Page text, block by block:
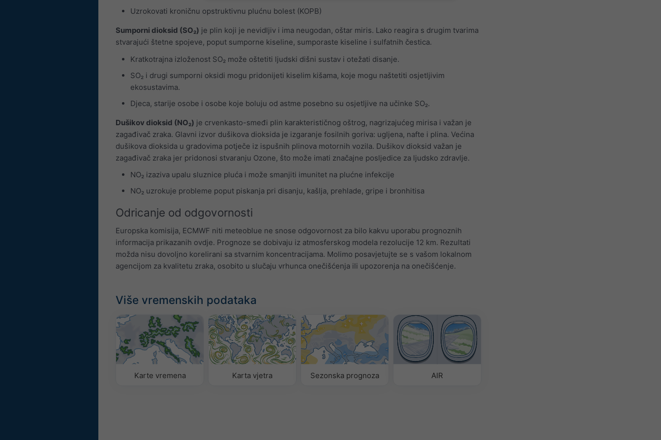
Uzrokovati kroničnu opstruktivnu plućnu bolest (KOPB)
Sumporni dioksid (SO₂) je plin koji je nevidljiv i ima neugodan, oštar miris. Lako reagira s drugim tvarima
stvarajući štetne spojeve, poput sumporne kiseline, sumporaste kiseline i sulfatnih čestica.
Kratkotrajna izloženost SO₂ može oštetiti ljudski dišni sustav i otežati disanje.
SO₂ i drugi sumporni oksidi mogu pridonijeti kiselim kišama, koje mogu naštetiti osjetljivim
ekosustavima.
Djeca, starije osobe i osobe koje boluju od astme posebno su osjetljive na učinke SO₂.
Dušikov dioksid (NO₂) je crvenkasto-smeđi plin karakterističnog oštrog, nagrizajućeg mirisa i važan je
zagađivač zraka. Glavni izvor dušikova dioksida je izgaranje fosilnih goriva: ugljena, nafte i plina. Većina
dušikova dioksida u gradovima potječe iz ispušnih plinova motornih vozila. Dušikov dioksid važan je
zagađivač zraka jer pridonosi stvaranju Ozone, što može imati značajne posljedice za ljudsko zdravlje.
NO₂ izaziva upalu sluznice pluća i može smanjiti imunitet na plućne infekcije
NO₂ uzrokuje probleme poput piskanja pri disanju, kašlja, prehlade, gripe i bronhitisa
Odricanje od odgovornosti
Europska komisija, ECMWF niti meteoblue ne snose odgovornost za bilo kakvu uporabu prognoznih
informacija prikazanih ovdje. Prognoze se dobivaju iz atmosferskog modela rezolucije 12 km. Rezultati
možda nisu dovoljno korelirani sa stvarnim koncentracijama. Molimo posavjetujte se s vašom lokalnom
agencijom za kvalitetu zraka, osobito u slučaju vrhunca onečišćenja ili upozorenja na onečišćenje.
Više vremenskih podataka
Karte vremena Karta vjetra Sezonska prognoza AIR